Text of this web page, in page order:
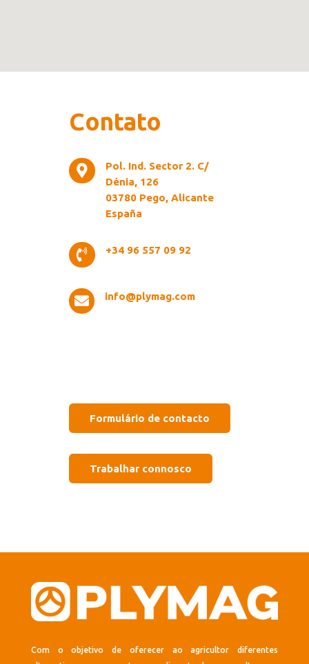
Contato

Pol. Ind. Sector 2. C/
Dénia, 126
03780 Pego, Alicante
España
 +34 96 557 09 92
 info@plymag.com
Formulário de contacto
Trabalhar connosco
Com o objetivo de oferecer ao agricultor diferentes